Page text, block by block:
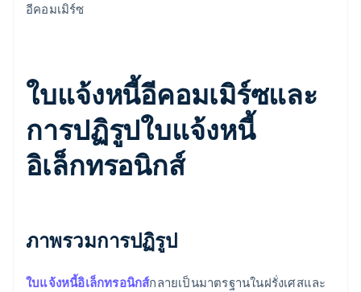
อีคอมเมิร์ซ
ใบแจ้งหนี้อีคอมเมิร์ซและ
การปฏิรูปใบแจ้งหนี้
อิเล็กทรอนิกส์
ภาพรวมการปฏิรูป
ใบแจ้งหนี้อิเล็กทรอนิกส์กลายเป็นมาตรฐานในฝรั่งเศสและ